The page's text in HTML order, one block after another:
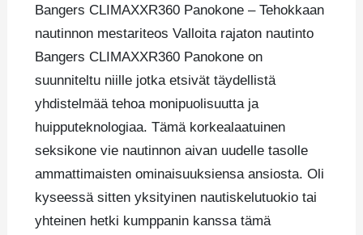
Bangers CLIMAXXR360 Panokone – Tehokkaan
nautinnon mestariteos Valloita rajaton nautinto
Bangers CLIMAXXR360 Panokone on
suunniteltu niille jotka etsivät täydellistä
yhdistelmää tehoa monipuolisuutta ja
huipputeknologiaa. Tämä korkealaatuinen
seksikone vie nautinnon aivan uudelle tasolle
ammattimaisten ominaisuuksiensa ansiosta. Oli
kyseessä sitten yksityinen nautiskelutuokio tai
yhteinen hetki kumppanin kanssa tämä